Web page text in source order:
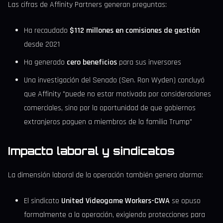
Las cifras de Affinity Partners generan preguntas:
Ha recaudado $112 millones en comisiones de gestión
desde 2021
Ha generado cero beneficios para sus inversores
Una investigación del Senado (Sen. Ron Wyden) concluyó
que Affinity "puede no estar motivada por consideraciones
comerciales, sino por la oportunidad de que gobiernos
extranjeros paguen a miembros de la familia Trump"
Impacto laboral y sindicatos
La dimensión laboral de la operación también genera alarma:
El sindicato United Videogame Workers-CWAse opuso
formalmente a la operación, exigiendo protecciones para